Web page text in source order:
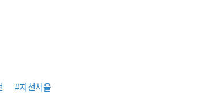
#지선서울